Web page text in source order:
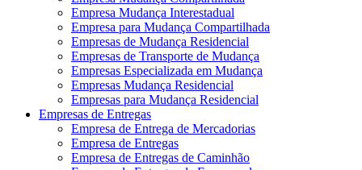
Empresa Mudança Interestadual
Empresa para Mudança Compartilhada
Empresas de Mudança Residencial
Empresas de Transporte de Mudança
Empresas Especializada em Mudança
Empresas Mudança Residencial
Empresas para Mudança Residencial
Empresas de Entregas
Empresa de Entrega de Mercadorias
Empresa de Entregas
Empresa de Entregas de Caminhão